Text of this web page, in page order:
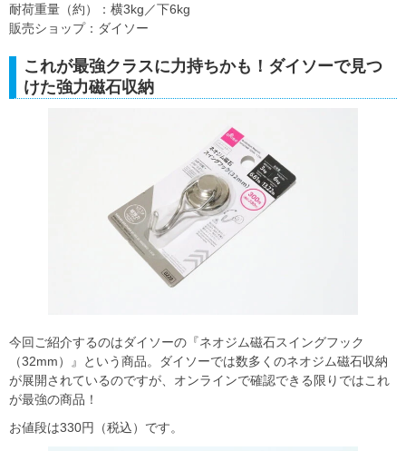
耐荷重量（約）：横3kg／下6kg
販売ショップ：ダイソー
これが最強クラスに力持ちかも！ダイソーで見つ
けた強力磁石収納
今回ご紹介するのはダイソーの『ネオジム磁石スイングフック
（32mm）』という商品。ダイソーでは数多くのネオジム磁石収納
が展開されているのですが、オンラインで確認できる限りではこれ
が最強の商品！
お値段は330円（税込）です。